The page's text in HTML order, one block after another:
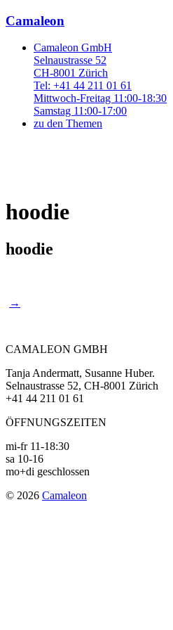
Camaleon
Camaleon GmbH
Selnaustrasse 52
CH-8001 Zürich
Tel: +41 44 211 01 61
Mittwoch-Freitag 11:00-18:30
Samstag 11:00-17:00
zu den Themen
hoodie
hoodie
Post
→
CAMALEON GMBH
Tanja Andermatt, Susanne Huber.
Selnaustrasse 52, CH-8001 Zürich
+41 44 211 01 61
ÖFFNUNGSZEITEN
mi-fr 11-18:30
sa 10-16
mo+di geschlossen
© 2026 Camaleon